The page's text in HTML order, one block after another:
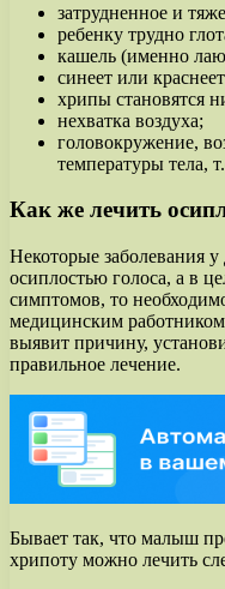
затрудненное и
ребенку трудно
кашель (именно
синеет или
хрипы становятся
нехватка воздуха;
головокружение,
температуры тела,
Как же лечить
Некоторые заболевания
осиплостью голоса, а в
симптомов, то
медицинским
выявит причину,
правильное лечение.
Бывает так, что малыш
хрипоту можно лечить